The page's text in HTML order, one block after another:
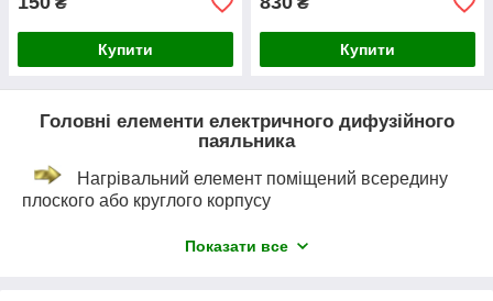
Купити Купити
Головні елементи електричного дифузійного
паяльника
Нагрівальний елемент поміщений всередину
плоского або круглого корпусу
прогрівання насадки та оберігає її від плавлення
Показати все